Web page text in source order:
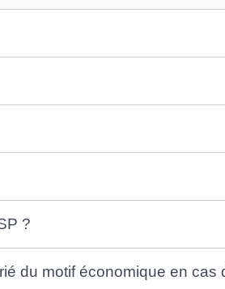
?
du motif économique en cas